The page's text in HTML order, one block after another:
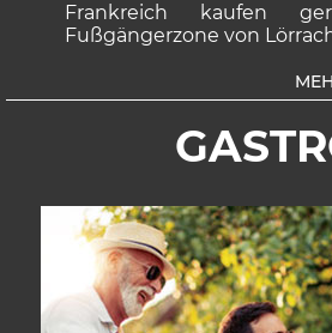
Frankreich kaufen
Fußgängerzone von